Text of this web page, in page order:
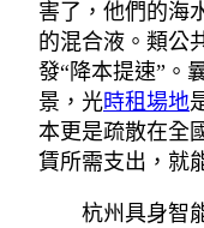
害了，他們的海
的混合液。類公
發“降本提速”。
景，光時租場地
本更是疏散在全
賃所需支出，就
杭州具身智